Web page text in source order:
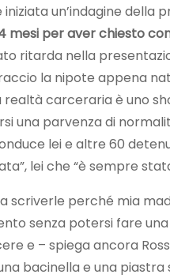
un’indagine
mesi per aver chiesto
ritarda nella
la nipote appena
carceraria è uno
una parvenza di
lei e altre 60
lei che “è sempre
scriverle perché mia
senza potersi fare
e – spiega ancora
bacinella e una piastra